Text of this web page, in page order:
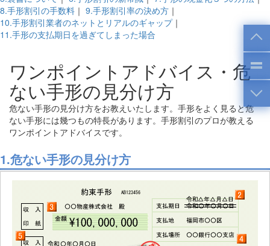
8.手形割引の手数料 ｜ 9.手形割引率の決め方 ｜
10.手形割引業者のネットとリアルのギャップ｜
11.手形の支払期日を過ぎてしまった場合
ワンポイントアドバイス・危
ない手形の見分け方
危ない手形の見分け方をお教えいたします。手形をよく見ると危
ない手形には幾つもの特長があります。手形割引のプロが教える
ワンポイントアドバイスです。
1.危ない手形の見分け方